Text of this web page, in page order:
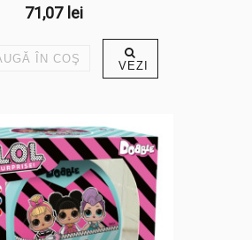
71,07 lei
ÎN COŞ VEZI